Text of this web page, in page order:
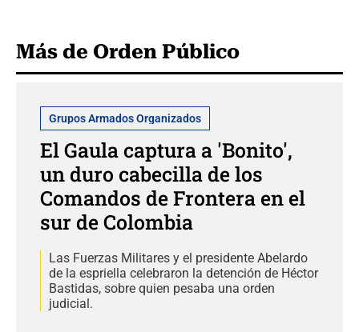
Más de Orden Público
Grupos Armados Organizados
El Gaula captura a 'Bonito',
un duro cabecilla de los
Comandos de Frontera en el
sur de Colombia
Las Fuerzas Militares y el presidente Abelardo
de la espriella celebraron la detención de Héctor
Bastidas, sobre quien pesaba una orden
judicial.